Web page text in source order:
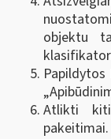
objektu
Atlikti
pakeitimai.